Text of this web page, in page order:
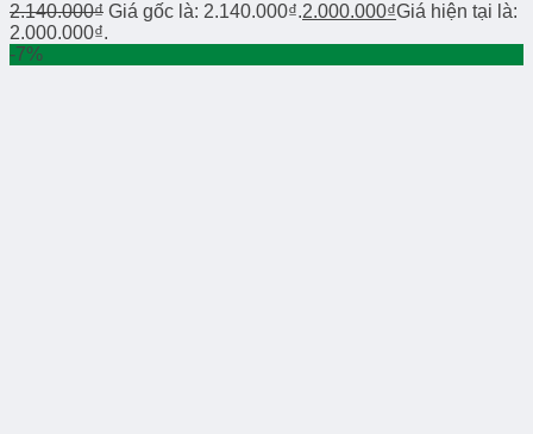
2.140.000₫ Giá gốc là: 2.140.000₫.2.000.000₫Giá hiện tại là:
2.000.000₫.
-7%